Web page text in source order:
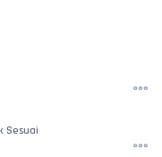
Sesuai